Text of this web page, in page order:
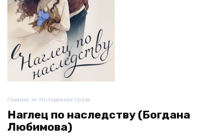
Главная Молодежная проза
Наглец по наследству (Богдана
Любимова)